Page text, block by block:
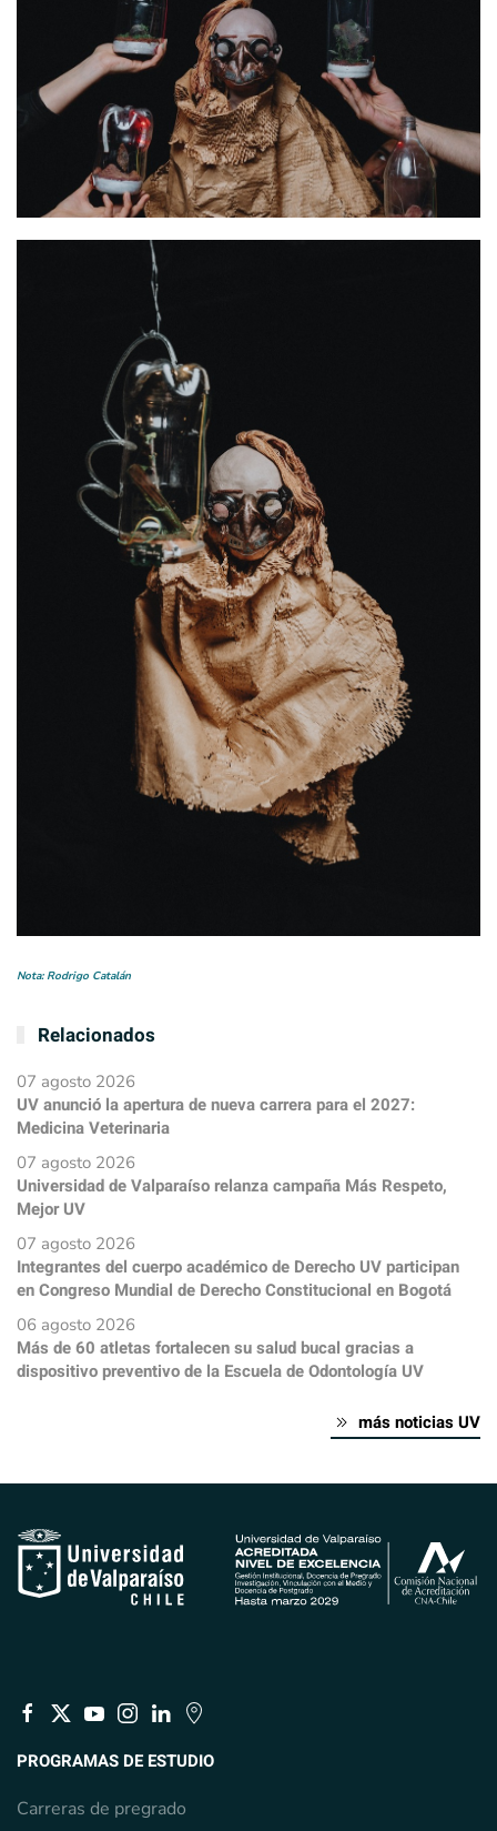
Nota: Rodrigo Catalán
Relacionados
07 agosto 2026
UV anunció la apertura de nueva carrera para el 2027:
Medicina Veterinaria
07 agosto 2026
Universidad de Valparaíso relanza campaña Más Respeto,
Mejor UV
07 agosto 2026
Integrantes del cuerpo académico de Derecho UV participan
en Congreso Mundial de Derecho Constitucional en Bogotá
06 agosto 2026
Más de 60 atletas fortalecen su salud bucal gracias a
dispositivo preventivo de la Escuela de Odontología UV
más noticias UV
PROGRAMAS DE ESTUDIO
Carreras de pregrado